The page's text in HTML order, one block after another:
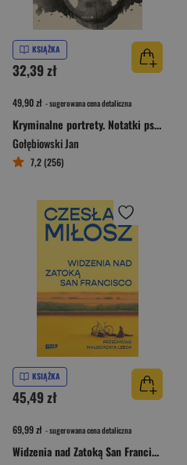
KSIĄŻKA
32,39 zł
49,90 zł - sugerowana cena detaliczna
Kryminalne portrety. Notatki psychologa policyjnego
Gołębiowski Jan
7,2 (256)
KSIĄŻKA
45,49 zł
69,99 zł - sugerowana cena detaliczna
Widzenia nad Zatoką San Francisco